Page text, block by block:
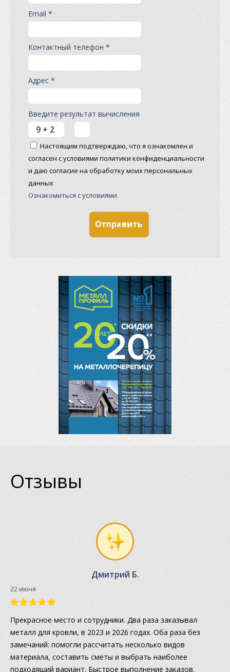
Email *
Контактный телефон *
Адрес *
Введите результат вычисления
Настоящим подтверждаю, что я ознакомлен и
согласен с условиями политики конфиденциальности
и даю согласие на обработку моих персональных
данных
Ознакомиться с условиями
Отзывы
Дмитрий Б.
22 июня
Прекрасное место и сотрудники. Два раза заказывал
металл для кровли, в 2023 и 2026 годах. Оба раза без
замечаний: помогли рассчитать несколько видов
материала, составить сметы и выбрать наиболее
подходящий вариант. Быстрое выполнение заказов.